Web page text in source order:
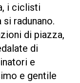
i ciclisti
radunano.
di piazza,
di
e
e gentile